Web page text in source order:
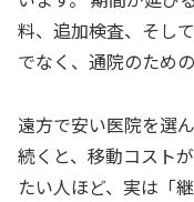
料、追加検査、そし
でなく、通院のため
遠方で安い医院を選
続くと、移動コスト
たい人ほど、実は「